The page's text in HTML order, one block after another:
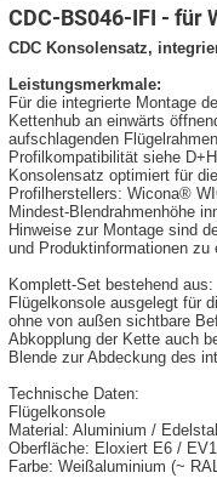
CDC-BS046-IFI - für
CDC Konsolensatz,
Leistungsmerkmale:
Für die integrierte Montage
Kettenhub an einwärts
aufschlagenden
Profilkompatibilität siehe
Konsolensatz optimiert für
Profilherstellers: Wicona®
Mindest-Blendrahmenhöhe
Hinweise zur Montage sind
und Produktinformationen zu
Komplett-Set bestehend aus:
Flügelkonsole ausgelegt für
ohne von außen sichtbare
Abkopplung der Kette auch
Blende zur Abdeckung des
Technische Daten:
Flügelkonsole
Material: Aluminium /
Oberfläche: Eloxiert E6 /
Farbe: Weißaluminium (~